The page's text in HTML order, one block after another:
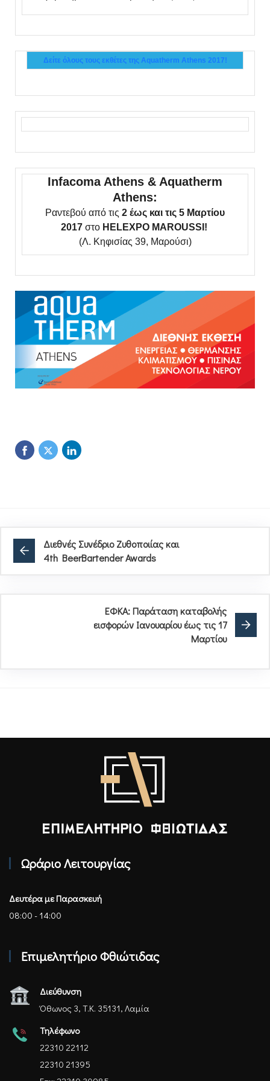
Δείτε όλους τους εκθέτες της Aquatherm Athens 2017!
Infacoma Athens & Aquatherm
Athens:
Ραντεβού από τις 2 έως και τις 5 Μαρτίου
2017 στο HELEXPO MAROUSSI!
(Λ. Κηφισίας 39, Μαρούσι)
Διεθνές Συνέδριο Ζυθοποιίας και
4th BeerBartender Awards
ΕΦΚΑ: Παράταση καταβολής
εισφορών Ιανουαρίου έως τις 17
Μαρτίου
Ωράριο Λειτουργίας
Δευτέρα με Παρασκευή
08:00 - 14:00
Επιμελητήριο Φθιώτιδας
Διεύθυνση
Όθωνος 3, Τ.Κ. 35131, Λαμία
Τηλέφωνο
22310 22112
22310 21395